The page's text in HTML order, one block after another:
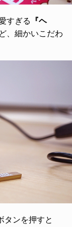
すぎる
『ヘ
、細かいこだわ
タンを押すと